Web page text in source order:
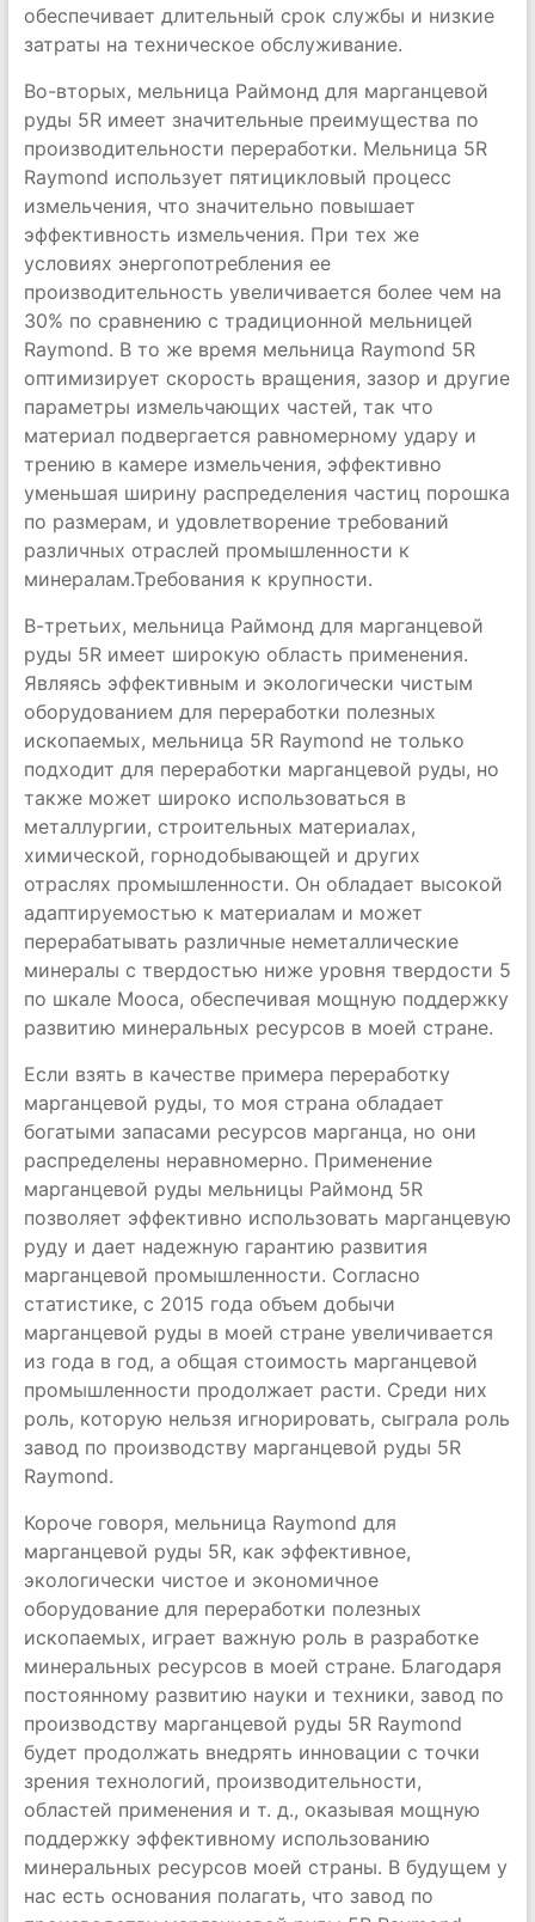
обеспечивает длительный срок службы и низкие
затраты на техническое обслуживание.
Во-вторых, мельница Раймонд для марганцевой
руды 5R имеет значительные преимущества по
производительности переработки. Мельница 5R
Raymond использует пятицикловый процесс
измельчения, что значительно повышает
эффективность измельчения. При тех же
условиях энергопотребления ее
производительность увеличивается более чем на
30% по сравнению с традиционной мельницей
Raymond. В то же время мельница Raymond 5R
оптимизирует скорость вращения, зазор и другие
параметры измельчающих частей, так что
материал подвергается равномерному удару и
трению в камере измельчения, эффективно
уменьшая ширину распределения частиц порошка
по размерам, и удовлетворение требований
различных отраслей промышленности к
минералам.Требования к крупности.
В-третьих, мельница Раймонд для марганцевой
руды 5R имеет широкую область применения.
Являясь эффективным и экологически чистым
оборудованием для переработки полезных
ископаемых, мельница 5R Raymond не только
подходит для переработки марганцевой руды, но
также может широко использоваться в
металлургии, строительных материалах,
химической, горнодобывающей и других
отраслях промышленности. Он обладает высокой
адаптируемостью к материалам и может
перерабатывать различные неметаллические
минералы с твердостью ниже уровня твердости 5
по шкале Мооса, обеспечивая мощную поддержку
развитию минеральных ресурсов в моей стране.
Если взять в качестве примера переработку
марганцевой руды, то моя страна обладает
богатыми запасами ресурсов марганца, но они
распределены неравномерно. Применение
марганцевой руды мельницы Раймонд 5R
позволяет эффективно использовать марганцевую
руду и дает надежную гарантию развития
марганцевой промышленности. Согласно
статистике, с 2015 года объем добычи
марганцевой руды в моей стране увеличивается
из года в год, а общая стоимость марганцевой
промышленности продолжает расти. Среди них
роль, которую нельзя игнорировать, сыграла роль
завод по производству марганцевой руды 5R
Raymond.
Короче говоря, мельница Raymond для
марганцевой руды 5R, как эффективное,
экологически чистое и экономичное
оборудование для переработки полезных
ископаемых, играет важную роль в разработке
минеральных ресурсов в моей стране. Благодаря
постоянному развитию науки и техники, завод по
производству марганцевой руды 5R Raymond
будет продолжать внедрять инновации с точки
зрения технологий, производительности,
областей применения и т. д., оказывая мощную
поддержку эффективному использованию
минеральных ресурсов моей страны. В будущем у
нас есть основания полагать, что завод по